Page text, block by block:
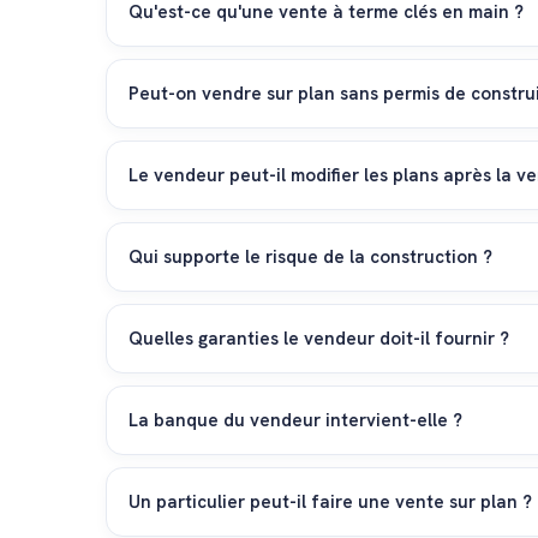
la banque de l'acheteur en fonction de
Qu'est-ce qu'une vente à terme clés en main ?
C'est l'autre méthode de vente sur plan. Le
à la remise des clés. L'inconvénient est que
Peut-on vendre sur plan sans permis de
Il est possible de signer des conventions de
part terrain ne s'effectue généralement qu'une fois
Le vendeur peut-il modifier les plans après la
Non. Une fois le contrat d'entreprise et les
feront l'objet d'avenants (plus-values ou moins-
Qui supporte le risque de la construction ?
Dans un contrat par quote-part terrain, l'acheteur
l'ouvrage sans défaut. Dans une vente à terme, le
Quelles garanties le vendeur doit-il fournir ?
Le vendeur (ou son entreprise générale) doit offrir
une garantie bancaire d'achèvement pour se
La banque du vendeur intervient-elle ?
Oui. Si le terrain du vendeur est grevé d'une
paie la part terrain chez le notaire.
Un particulier peut-il faire une vente sur plan ?